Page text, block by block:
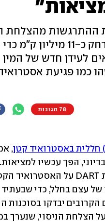
ההתרגשות מהצלחת
התרסקה הלילה חללית על אסטרואיד
לעידן חדש של המין
כמו פגיעת
78 תגובות
חללית באסטרואיד קטן